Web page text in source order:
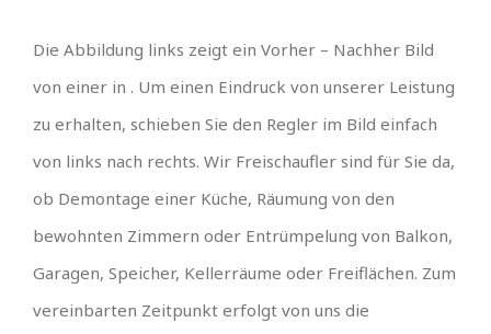
Die Abbildung links zeigt ein Vorher – Nachher Bild
von einer in . Um einen Eindruck von unserer Leistung
zu erhalten, schieben Sie den Regler im Bild einfach
von links nach rechts. Wir Freischaufler sind für Sie da,
ob Demontage einer Küche, Räumung von den
bewohnten Zimmern oder Entrümpelung von Balkon,
Garagen, Speicher, Kellerräume oder Freiflächen. Zum
vereinbarten Zeitpunkt erfolgt von uns die